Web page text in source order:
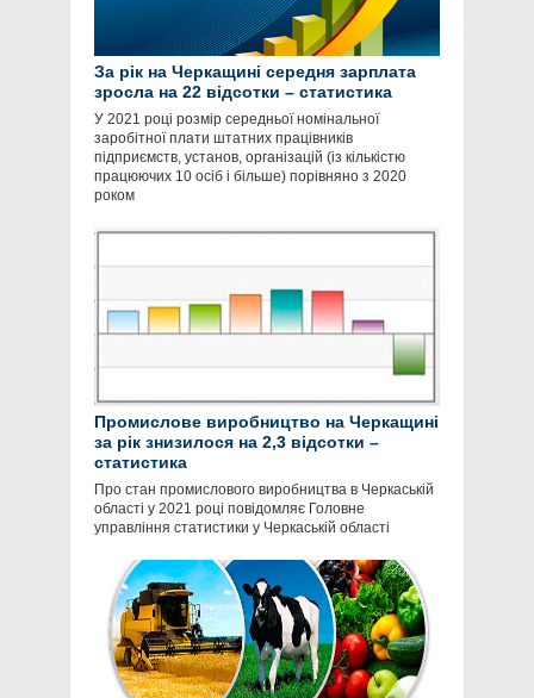
За рік на Черкащині середня зарплата
зросла на 22 відсотки – статистика
У 2021 році розмір середньої номінальної
заробітної плати штатних працівників
підприємств, установ, організацій (із кількістю
працюючих 10 осіб і більше) порівняно з 2020
роком
Промислове виробництво на Черкащині
за рік знизилося на 2,3 відсотки –
статистика
Про стан промислового виробництва в Черкаській
області у 2021 році повідомляє Головне
управління статистики у Черкаській області